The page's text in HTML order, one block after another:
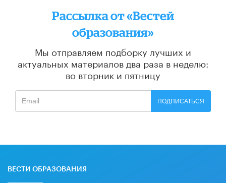
Рассылка от «Вестей
образования»
Мы отправляем подборку лучших и
актуальных материалов два раза в неделю:
во вторник и пятницу
ПОДПИСАТЬСЯ
ВЕСТИ ОБРАЗОВАНИЯ